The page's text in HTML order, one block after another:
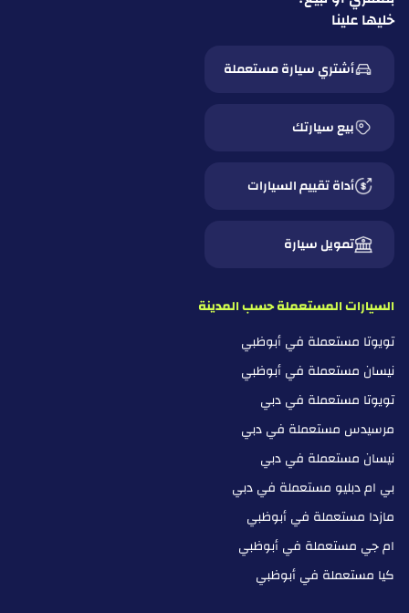
خليها علينا
أشتري سيارة مستعملة
بيع سيارتك
أداة تقييم السيارات
تمويل سيارة
السيارات المستعملة حسب المدينة
تويوتا مستعملة في أبوظبي
نيسان مستعملة في أبوظبي
تويوتا مستعملة في دبي
مرسيدس مستعملة في دبي
نيسان مستعملة في دبي
بي ام دبليو مستعملة في دبي
مازدا مستعملة في أبوظبي
ام جي مستعملة في أبوظبي
كيا مستعملة في أبوظبي